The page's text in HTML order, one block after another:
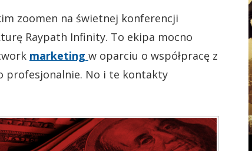
zoomen na świetnej konferencji
Raypath Infinity. To ekipa mocno
marketing w oparciu o współpracę z
profesjonalnie. No i te kontakty